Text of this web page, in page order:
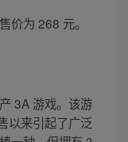
价为 268 元。
3A 游戏。该游
以来引起了广泛